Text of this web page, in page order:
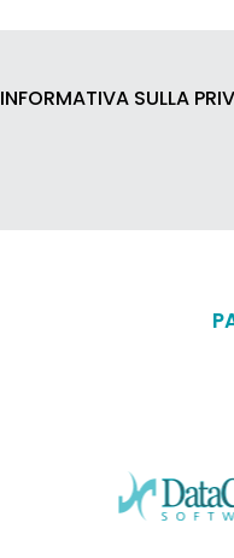
INFORMATIVA SULLA